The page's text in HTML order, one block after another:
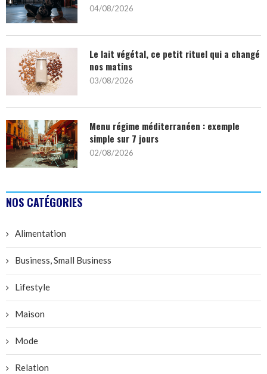
04/08/2026
Le lait végétal, ce petit rituel qui a changé
nos matins
03/08/2026
Menu régime méditerranéen : exemple
simple sur 7 jours
02/08/2026
NOS CATÉGORIES
Alimentation
Business, Small Business
Lifestyle
Maison
Mode
Relation